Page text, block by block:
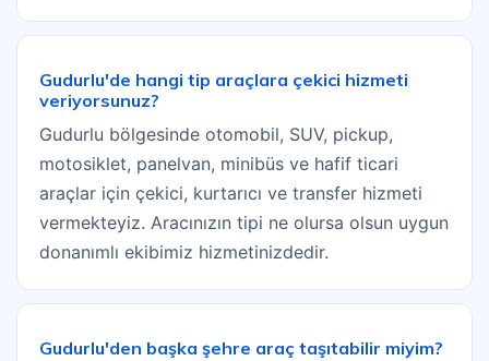
Gudurlu'de hangi tip araçlara çekici hizmeti
veriyorsunuz?
Gudurlu bölgesinde otomobil, SUV, pickup,
motosiklet, panelvan, minibüs ve hafif ticari
araçlar için çekici, kurtarıcı ve transfer hizmeti
vermekteyiz. Aracınızın tipi ne olursa olsun uygun
donanımlı ekibimiz hizmetinizdedir.
Gudurlu'den başka şehre araç taşıtabilir miyim?